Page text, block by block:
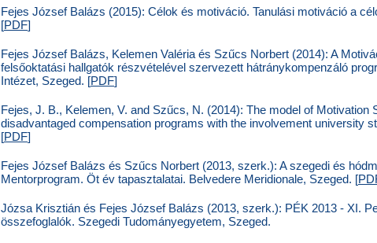
Fejes József Balázs (2015): Célok és motiváció. Tanulási motiváció a
[PDF]
Fejes József Balázs, Kelemen Valéria és Szűcs Norbert (2014): A
felsőoktatási hallgatók részvételével szervezett hátránykompenzáló
Intézet, Szeged. [PDF]
Fejes, J. B., Kelemen, V. and Szűcs, N. (2014): The model of
disadvantaged compensation programs with the involvement university
[PDF]
Fejes József Balázs és Szűcs Norbert (2013, szerk.): A szegedi és
Mentorprogram. Öt év tapasztalatai. Belvedere Meridionale, Szeged. [
Józsa Krisztián és Fejes József Balázs (2013, szerk.): PÉK 2013 - XI.
összefoglalók. Szegedi Tudományegyetem, Szeged.